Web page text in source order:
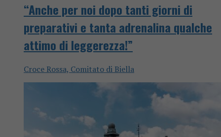
“Anche per noi dopo tanti giorni di
preparativi e tanta adrenalina qualche
attimo di leggerezza!”
Croce Rossa, Comitato di Biella